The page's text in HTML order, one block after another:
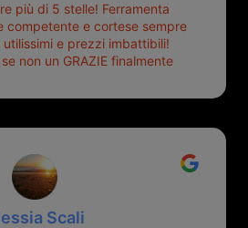
più di 5 stelle! Ferramenta
competente e cortese sempre
e prezzi imbattibili!
non un GRAZIE finalmente
Ah dimenticavo...da loro sono
Scali